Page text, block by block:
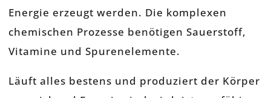
Energie erzeugt werden. Die komplexen
chemischen Prozesse benötigen Sauerstoff,
Vitamine und Spurenelemente.
Läuft alles bestens und produziert der Körper